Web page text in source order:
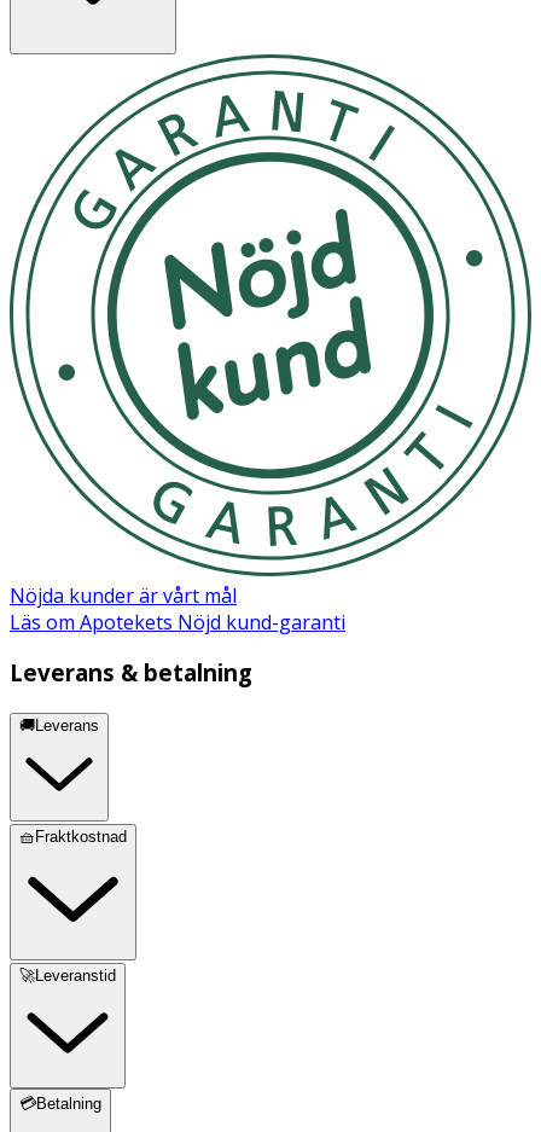
OK för gravida och ammande:
Ingredienser:
Toufilcon B, H2O 50%, UVA skydd > 50%, UVB skydd >
95%
Nöjda kunder är vårt mål
Läs om Apotekets Nöjd kund-garanti
Leverans & betalning
🚚Leverans
🧺Fraktkostnad
🚀Leveranstid
💳Betalning